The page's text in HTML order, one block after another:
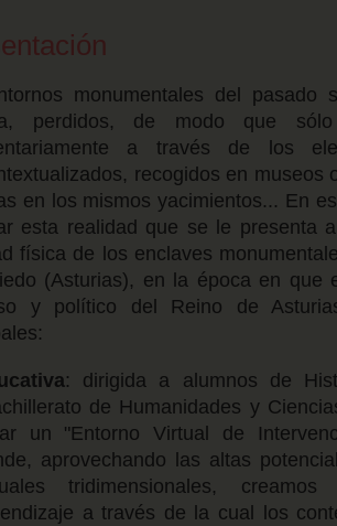
monumentales del pasado
perdidos, de modo que sólo
a través de los
recogidos en museos
en los mismos yacimientos... En
esta realidad que se le presenta
física de los enclaves
(Asturias), en la época en que
y político del Reino de
: dirigida a alumnos de
de Humanidades y
un "Entorno Virtual de
aprovechando las altas
tridimensionales,
a través de la cual los